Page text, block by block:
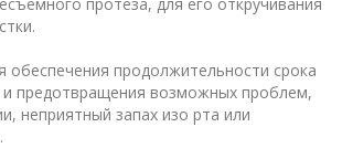
обеспечения продолжительности срока
предотвращения возможных проблем,
неприятный запах изо рта или